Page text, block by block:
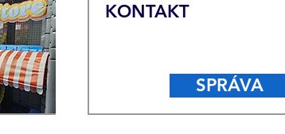
KONTAKT
SPRÁVA